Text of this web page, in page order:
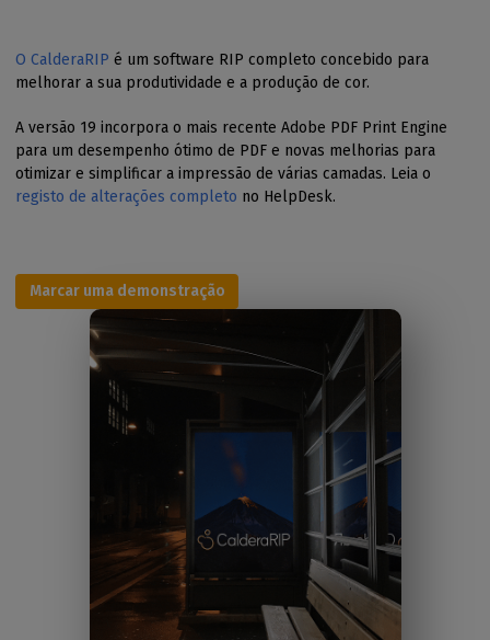
O CalderaRIP é um software RIP completo concebido para
melhorar a sua produtividade e a produção de cor.
A versão 19 incorpora o mais recente Adobe PDF Print Engine
para um desempenho ótimo de PDF e novas melhorias para
otimizar e simplificar a impressão de várias camadas. Leia o
registo de alterações completo no HelpDesk.
Marcar uma demonstração